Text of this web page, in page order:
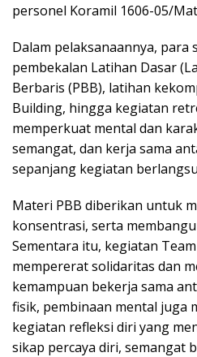
personel Koramil 1606-05/
Dalam pelaksanaannya, para
pembekalan Latihan Dasar
Berbaris (PBB), latihan
Building, hingga kegiatan
memperkuat mental dan
semangat, dan kerja sama
sepanjang kegiatan
Materi PBB diberikan untuk
konsentrasi, serta
Sementara itu, kegiatan
mempererat solidaritas dan
kemampuan bekerja sama
fisik, pembinaan mental juga
kegiatan refleksi diri yang
sikap percaya diri, semangat